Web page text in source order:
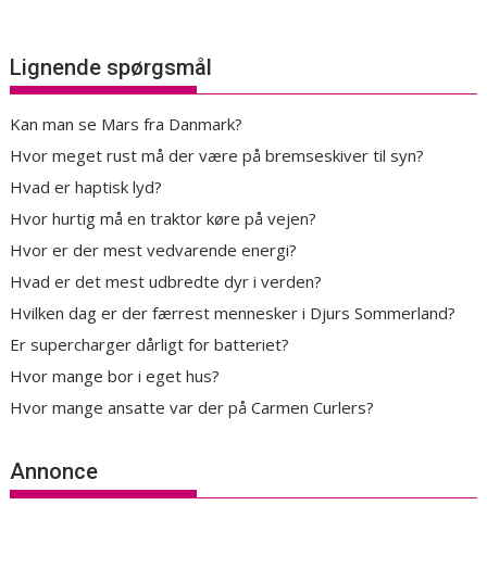
Lignende spørgsmål
Kan man se Mars fra Danmark?
Hvor meget rust må der være på bremseskiver til syn?
Hvad er haptisk lyd?
Hvor hurtig må en traktor køre på vejen?
Hvor er der mest vedvarende energi?
Hvad er det mest udbredte dyr i verden?
Hvilken dag er der færrest mennesker i Djurs Sommerland?
Er supercharger dårligt for batteriet?
Hvor mange bor i eget hus?
Hvor mange ansatte var der på Carmen Curlers?
Annonce